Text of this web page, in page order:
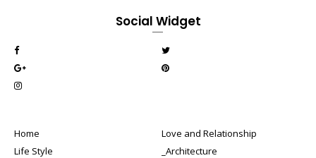
Social Widget
Home
Love and Relationship
Life Style
_Architecture